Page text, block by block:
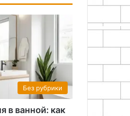
Без рубрики
в ванной: как